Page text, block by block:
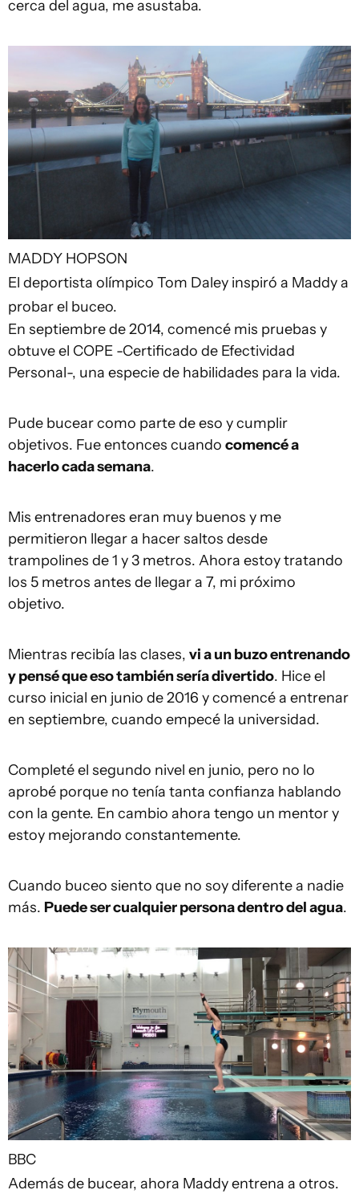
cerca del agua, me asustaba.
MADDY HOPSON
El deportista olímpico Tom Daley inspiró a Maddy a
probar el buceo.
En septiembre de 2014, comencé mis pruebas y
obtuve el COPE -Certificado de Efectividad
Personal-, una especie de habilidades para la vida.
Pude bucear como parte de eso y cumplir
objetivos. Fue entonces cuando comencé a
hacerlo cada semana.
Mis entrenadores eran muy buenos y me
permitieron llegar a hacer saltos desde
trampolines de 1 y 3 metros. Ahora estoy tratando
los 5 metros antes de llegar a 7, mi próximo
objetivo.
Mientras recibía las clases, vi a un buzo entrenando
y pensé que eso también sería divertido. Hice el
curso inicial en junio de 2016 y comencé a entrenar
en septiembre, cuando empecé la universidad.
Completé el segundo nivel en junio, pero no lo
aprobé porque no tenía tanta confianza hablando
con la gente. En cambio ahora tengo un mentor y
estoy mejorando constantemente.
Cuando buceo siento que no soy diferente a nadie
más. Puede ser cualquier persona dentro del agua.
BBC
Además de bucear, ahora Maddy entrena a otros.